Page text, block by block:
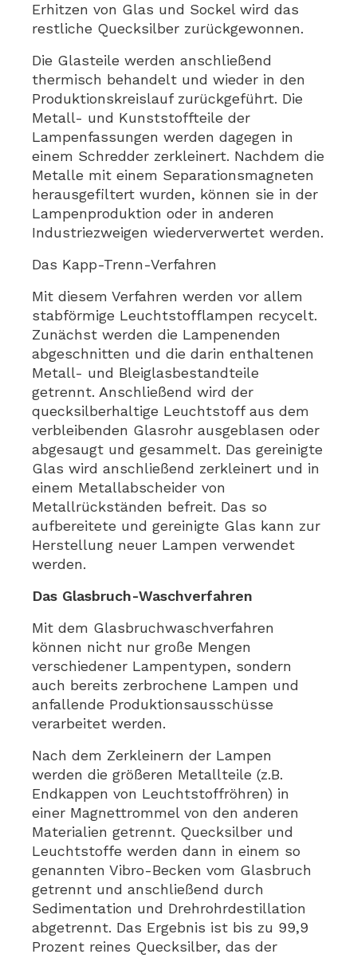
Erhitzen von Glas und Sockel wird das
restliche Quecksilber zurückgewonnen.
Die Glasteile werden anschließend
thermisch behandelt und wieder in den
Produktionskreislauf zurückgeführt. Die
Metall- und Kunststoffteile der
Lampenfassungen werden dagegen in
einem Schredder zerkleinert. Nachdem die
Metalle mit einem Separationsmagneten
herausgefiltert wurden, können sie in der
Lampenproduktion oder in anderen
Industriezweigen wiederverwertet werden.
Das Kapp-Trenn-Verfahren
Mit diesem Verfahren werden vor allem
stabförmige Leuchtstofflampen recycelt.
Zunächst werden die Lampenenden
abgeschnitten und die darin enthaltenen
Metall- und Bleiglasbestandteile
getrennt. Anschließend wird der
quecksilberhaltige Leuchtstoff aus dem
verbleibenden Glasrohr ausgeblasen oder
abgesaugt und gesammelt. Das gereinigte
Glas wird anschließend zerkleinert und in
einem Metallabscheider von
Metallrückständen befreit. Das so
aufbereitete und gereinigte Glas kann zur
Herstellung neuer Lampen verwendet
werden.
Das Glasbruch-Waschverfahren
Mit dem Glasbruchwaschverfahren
können nicht nur große Mengen
verschiedener Lampentypen, sondern
auch bereits zerbrochene Lampen und
anfallende Produktionsausschüsse
verarbeitet werden.
Nach dem Zerkleinern der Lampen
werden die größeren Metallteile (z.B.
Endkappen von Leuchtstoffröhren) in
einer Magnettrommel von den anderen
Materialien getrennt. Quecksilber und
Leuchtstoffe werden dann in einem so
genannten Vibro-Becken vom Glasbruch
getrennt und anschließend durch
Sedimentation und Drehrohrdestillation
abgetrennt. Das Ergebnis ist bis zu 99,9
Prozent reines Quecksilber, das der